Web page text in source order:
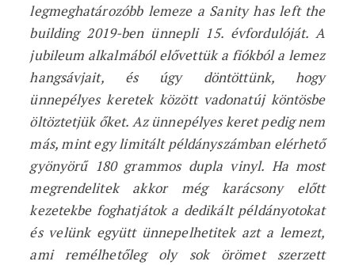
legmeghatározóbb lemeze a Sanity has left the
building 2019-ben ünnepli 15. évfordulóját. A
jubileum alkalmából elővettük a fiókból a lemez
hangsávjait, és úgy döntöttünk, hogy
ünnepélyes keretek között vadonatúj köntösbe
öltöztetjük őket. Az ünnepélyes keret pedig nem
más, mint egy limitált példányszámban elérhető
gyönyörű 180 grammos dupla vinyl. Ha most
megrendelitek akkor még karácsony előtt
kezetekbe foghatjátok a dedikált példányotokat
és velünk együtt ünnepelhetitek azt a lemezt,
ami remélhetőleg oly sok örömet szerzett